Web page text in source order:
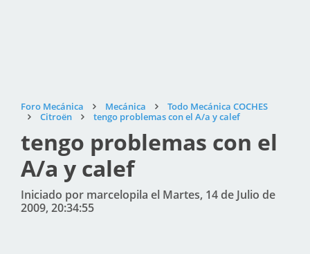
Foro Mecánica Mecánica
Todo Mecánica COCHES
Citroën
tengo problemas con el A/a y calef
tengo problemas con el
A/a y calef
Iniciado por marcelopila el Martes, 14 de Julio de
2009, 20:34:55